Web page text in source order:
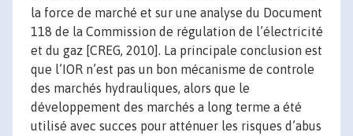
la force de marché et sur une analyse du Document
118 de la Commission de régulation de l’électricité
et du gaz [CREG, 2010]. La principale conclusion est
que l’IOR n’est pas un bon mécanisme de controle
des marchés hydrauliques, alors que le
développement des marchés a long terme a été
utilisé avec succes pour atténuer les risques d’abus